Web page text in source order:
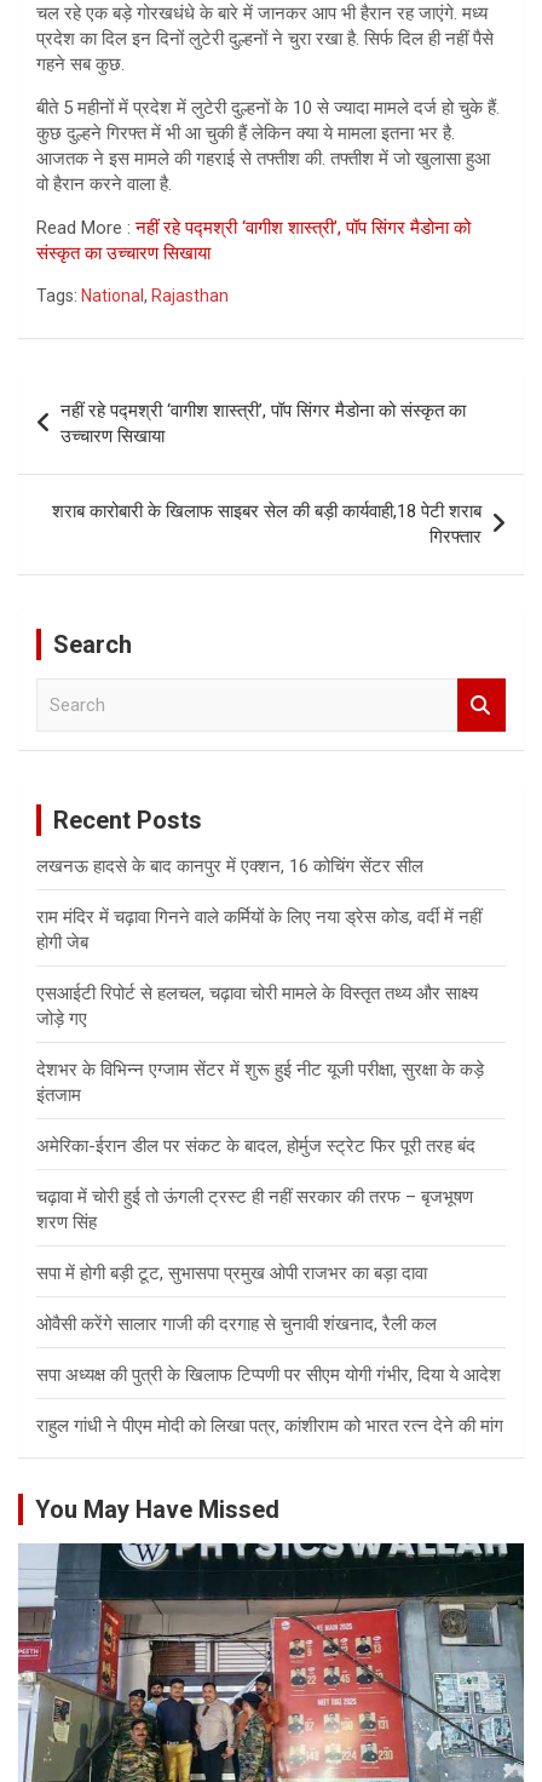
चल रहे एक बड़े गोरखधंधे के बारे में जानकर आप भी हैरान रह जाएंगे. मध्य
प्रदेश का दिल इन दिनों लुटेरी दुल्हनों ने चुरा रखा है. सिर्फ दिल ही नहीं पैसे
गहने सब कुछ.
बीते 5 महीनों में प्रदेश में लुटेरी दुल्हनों के 10 से ज्यादा मामले दर्ज हो चुके हैं.
कुछ दुल्हने गिरफ्त में भी आ चुकी हैं लेकिन क्या ये मामला इतना भर है.
आजतक ने इस मामले की गहराई से तफ्तीश की. तफ्तीश में जो खुलासा हुआ
वो हैरान करने वाला है.
Read More :नहीं रहे पद्मश्री ‘वागीश शास्त्री’, पॉप सिंगर मैडोना को
संस्कृत का उच्चारण सिखाया
Tags: National , Rajasthan
navigation
नहीं रहे पद्मश्री ‘वागीश शास्त्री’, पॉप सिंगर मैडोना को संस्कृत का
उच्चारण सिखाया
शराब कारोबारी के खिलाफ साइबर सेल की बड़ी कार्यवाही,18 पेटी शराब
गिरफ्तार
Search
Recent Posts
लखनऊ हादसे के बाद कानपुर में एक्शन, 16 कोचिंग सेंटर सील
राम मंदिर में चढ़ावा गिनने वाले कर्मियों के लिए नया ड्रेस कोड, वर्दी में नहीं
होगी जेब
एसआईटी रिपोर्ट से हलचल, चढ़ावा चोरी मामले के विस्तृत तथ्य और साक्ष्य
जोड़े गए
देशभर के विभिन्न एग्जाम सेंटर में शुरू हुई नीट यूजी परीक्षा, सुरक्षा के कड़े
इंतजाम
अमेरिका-ईरान डील पर संकट के बादल, होर्मुज स्ट्रेट फिर पूरी तरह बंद
चढ़ावा में चोरी हुई तो ऊंगली ट्रस्ट ही नहीं सरकार की तरफ – बृजभूषण
शरण सिंह
सपा में होगी बड़ी टूट, सुभासपा प्रमुख ओपी राजभर का बड़ा दावा
ओवैसी करेंगे सालार गाजी की दरगाह से चुनावी शंखनाद, रैली कल
सपा अध्यक्ष की पुत्री के खिलाफ टिप्पणी पर सीएम योगी गंभीर, दिया ये आदेश
राहुल गांधी ने पीएम मोदी को लिखा पत्र, कांशीराम को भारत रत्न देने की मांग
You May Have Missed